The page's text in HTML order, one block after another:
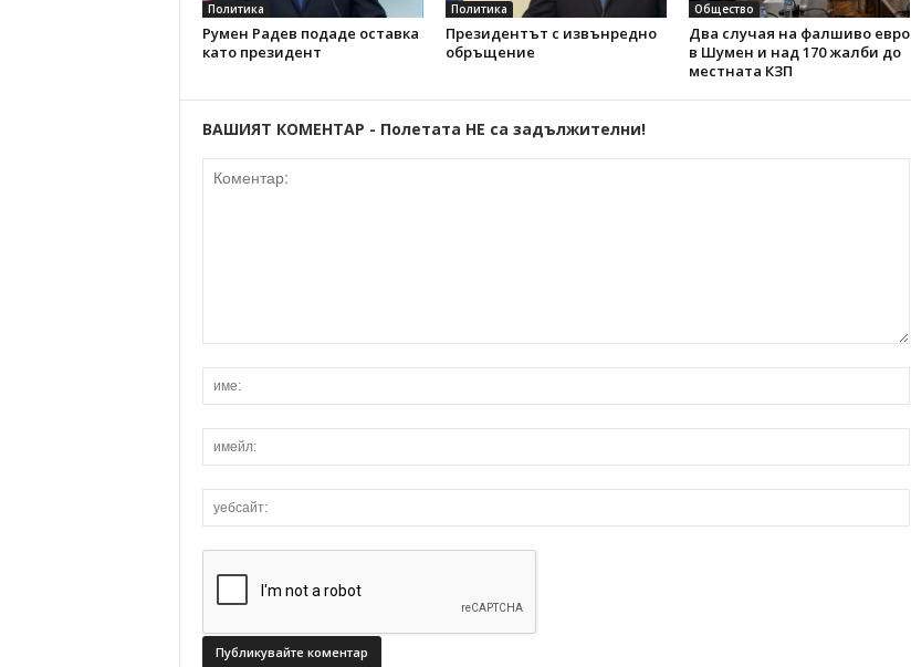
Политика
Румен Радев подаде оставка
като президент
Политика
Президентът с извънредно
обръщение
Общество
Два случая на фалшиво евро
в Шумен и над 170 жалби до
местната КЗП
ВАШИЯТ КОМЕНТАР - Полетата НЕ са задължителни!